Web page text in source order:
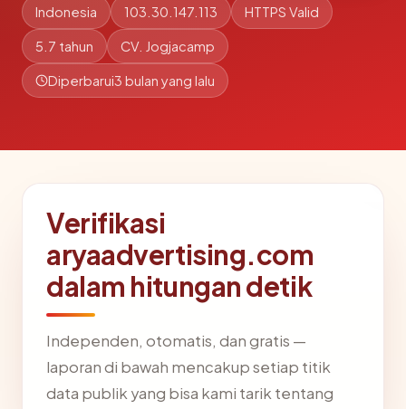
Indonesia 103.30.147.113 HTTPS Valid
5.7 tahun CV. Jogjacamp
Diperbarui3 bulan yang lalu
Verifikasi
aryaadvertising.com
dalam hitungan detik
Independen, otomatis, dan gratis —
laporan di bawah mencakup setiap titik
data publik yang bisa kami tarik tentang